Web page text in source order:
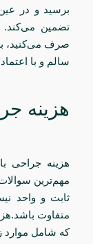
برسید و در
تضمین می‌کند.
صرف می‌کنید،
سالم و با
هزینه
هزینه جراحی
مهم‌ترین
ثابت و واحد
متفاوت
که شامل موارد